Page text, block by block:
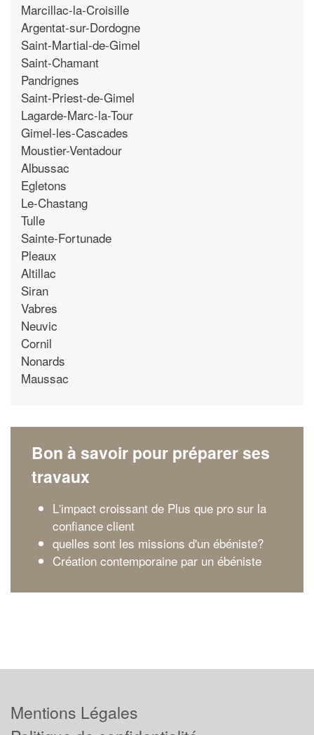
Marcillac-la-Croisille
Argentat-sur-Dordogne
Saint-Martial-de-Gimel
Saint-Chamant
Pandrignes
Saint-Priest-de-Gimel
Lagarde-Marc-la-Tour
Gimel-les-Cascades
Moustier-Ventadour
Albussac
Egletons
Le-Chastang
Tulle
Sainte-Fortunade
Pleaux
Altillac
Siran
Vabres
Neuvic
Cornil
Nonards
Maussac
Bon à savoir pour préparer ses
travaux
L'impact croissant de Plus que pro sur la
confiance client
quelles sont les missions d'un ébéniste?
Création contemporaine par un ébéniste
Mentions Légales